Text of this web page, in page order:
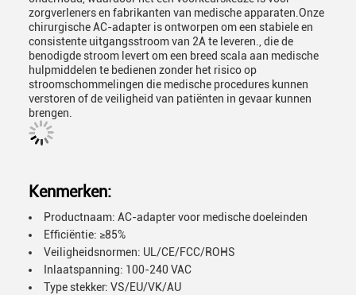
zorgverleners en fabrikanten van medische apparaten.Onze
chirurgische AC-adapter is ontworpen om een stabiele en
consistente uitgangsstroom van 2A te leveren., die de
benodigde stroom levert om een breed scala aan medische
hulpmiddelen te bedienen zonder het risico op
stroomschommelingen die medische procedures kunnen
verstoren of de veiligheid van patiënten in gevaar kunnen
brengen.
Kenmerken:
Productnaam: AC-adapter voor medische doeleinden
Efficiëntie: ≥85%
Veiligheidsnormen: UL/CE/FCC/ROHS
Inlaatspanning: 100-240 VAC
Type stekker: VS/EU/VK/AU